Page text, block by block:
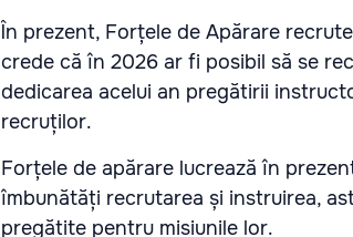
În prezent, Forțele de Apărare
crede că în 2026 ar fi posibil să se
dedicarea acelui an pregătirii
recruților.
Forțele de apărare lucrează în
îmbunătăți recrutarea și instruirea,
pregătite pentru misiunile lor.